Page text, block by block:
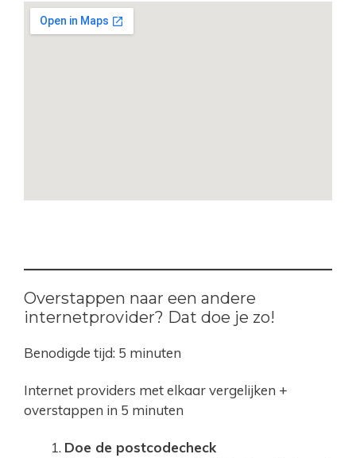
Overstappen naar een andere
internetprovider? Dat doe je zo!
Benodigde tijd: 5 minuten
Internet providers met elkaar vergelijken +
overstappen in 5 minuten
Doe de postcodecheck